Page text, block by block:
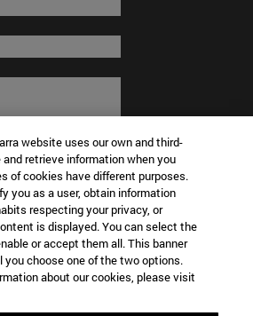
website uses our own and third-
retrieve information when you
of cookies have different purposes.
you as a user, obtain information
respecting your privacy, or
is displayed. You can select the
or accept them all. This banner
choose one of the two options.
about our cookies, please visit